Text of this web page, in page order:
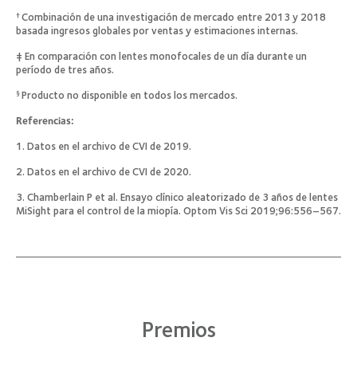
†Combinación de una investigación de mercado entre 2013 y 2018
basada ingresos globales por ventas y estimaciones internas.
‡ En comparación con lentes monofocales de un día durante un
período de tres años.
§Producto no disponible en todos los mercados.
Referencias:
1. Datos en el archivo de CVI de 2019.
2. Datos en el archivo de CVI de 2020.
3. Chamberlain P et al. Ensayo clínico aleatorizado de 3 años de lentes
MiSight para el control de la miopía. Optom Vis Sci 2019;96:556–567.
Premios